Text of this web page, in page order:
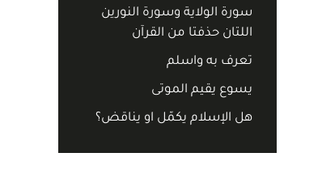
سورة الولاية وسورة النورين
اللتان حذفتا من القرآن
تعرف به واسلم
يسوع يقيم الموتى
هل الإسلام يكمّل او يناقض؟